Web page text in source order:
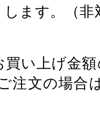
ます。（非
買い上げ金
注文の場合